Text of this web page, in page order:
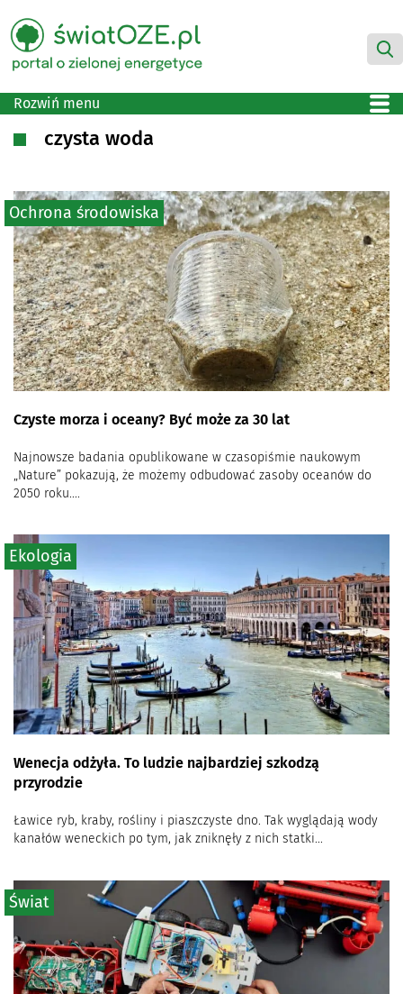
Rozwiń menu
czysta woda
Czyste morza i oceany? Być może za 30 lat
Najnowsze badania opublikowane w czasopiśmie naukowym
„Nature” pokazują, że możemy odbudować zasoby oceanów do
2050 roku....
Ochrona środowiska
Wenecja odżyła. To ludzie najbardziej szkodzą
przyrodzie
Ławice ryb, kraby, rośliny i piaszczyste dno. Tak wyglądają wody
kanałów weneckich po tym, jak zniknęły z nich statki...
Ekologia
Świat